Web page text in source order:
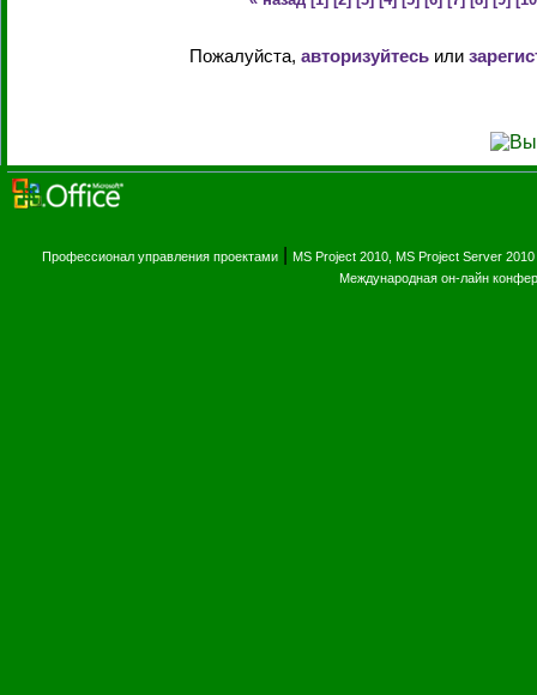
Пожалуйста, авторизуйтесьили
Профессионал управления проектами MS Project 2010, MS Project Server 2010
Международная он-лайн